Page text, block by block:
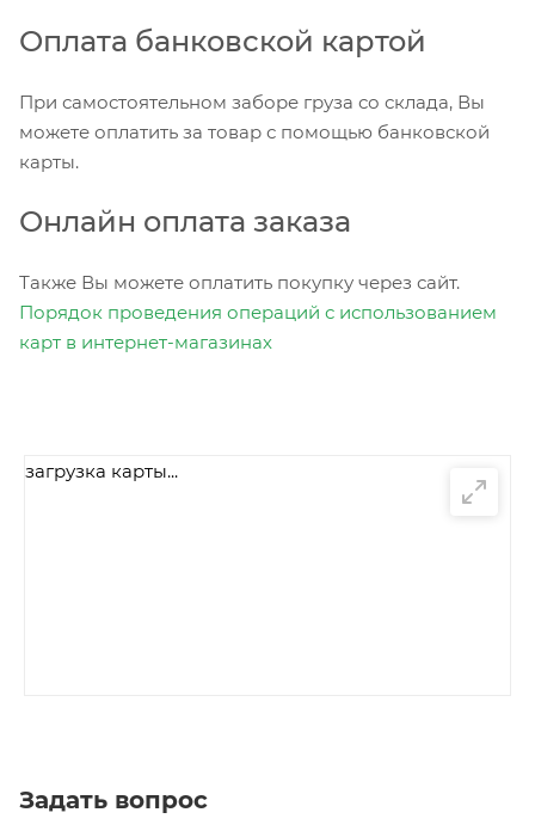
Оплата банковской картой
При самостоятельном заборе груза со склада, Вы
можете оплатить за товар с помощью банковской
карты.
Онлайн оплата заказа
Также Вы можете оплатить покупку через сайт.
Порядок проведения операций с использованием
карт в интернет-магазинах
загрузка карты...
Задать вопрос